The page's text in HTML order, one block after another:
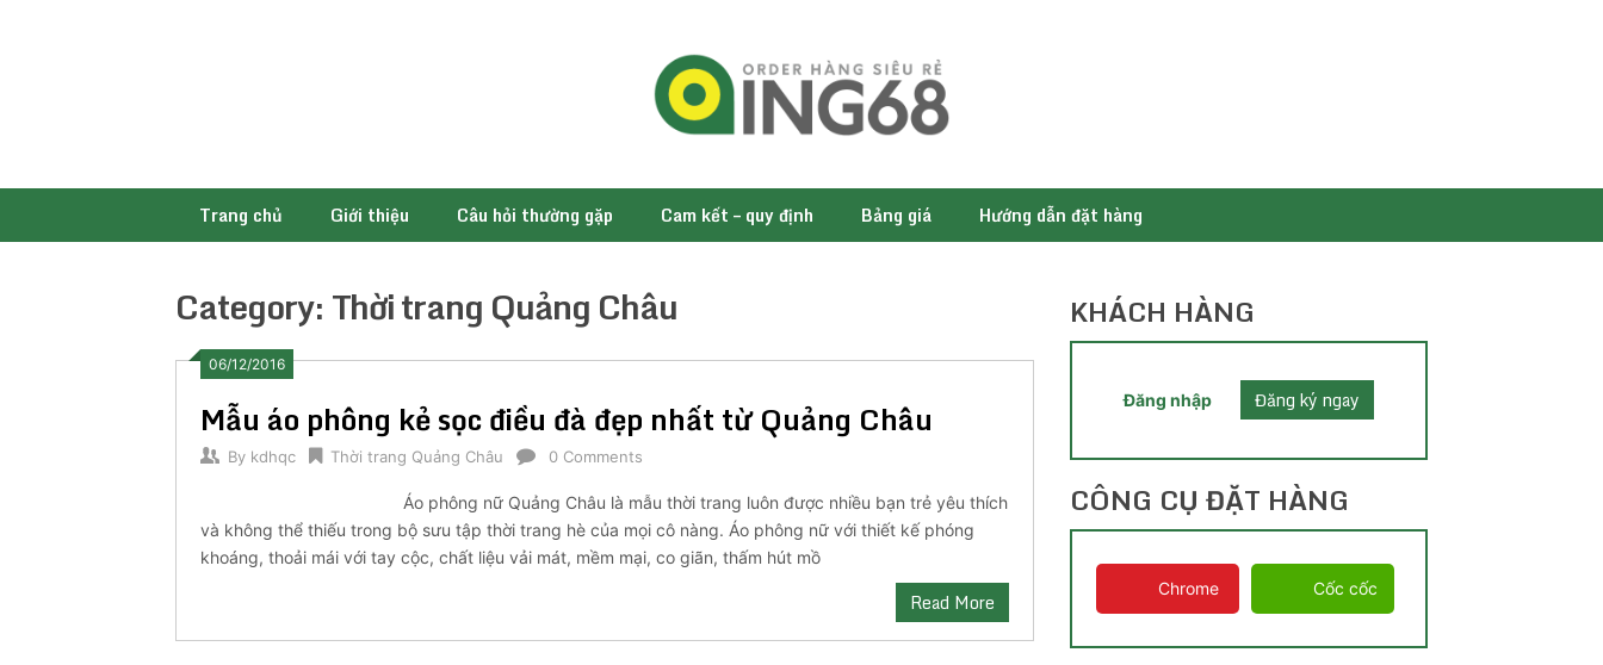
Trang chủ Giới thiệu Câu hỏi thường gặp Cam kết – quy định Bảng giá Hướng dẫn đặt hàng
Category:Thời trang Quảng Châu
06/12/2016
Mẫu áo phông kẻ sọc điều đà đẹp nhất từ Quảng Châu
By kdhqc Thời trang Quảng Châu 0 Comments
Áo phông nữ Quảng Châu là mẫu thời trang luôn được nhiều bạn trẻ yêu thích
và không thể thiếu trong bộ sưu tập thời trang hè của mọi cô nàng. Áo phông nữ với thiết kế phóng
khoáng, thoải mái với tay cộc, chất liệu vải mát, mềm mại, co giãn, thấm hút mồ
Read More
KHÁCH HÀNG
Đăng nhập Đăng ký ngay
CÔNG CỤ ĐẶT HÀNG
Chrome Cốc cốc